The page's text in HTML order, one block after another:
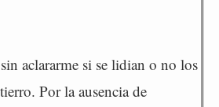
aclararme si se lidian o no los
Por la ausencia de